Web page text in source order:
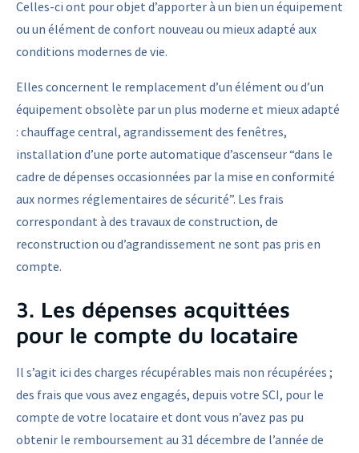
Celles-ci ont pour objet d’apporter à un bien un équipement
ou un élément de confort nouveau ou mieux adapté aux
conditions modernes de vie.
Elles concernent le remplacement d’un élément ou d’un
équipement obsolète par un plus moderne et mieux adapté
: chauffage central, agrandissement des fenêtres,
installation d’une porte automatique d’ascenseur “dans le
cadre de dépenses occasionnées par la mise en conformité
aux normes réglementaires de sécurité”. Les frais
correspondant à des travaux de construction, de
reconstruction ou d’agrandissement ne sont pas pris en
compte.
3. Les dépenses acquittées
pour le compte du locataire
Il s’agit ici des charges récupérables mais non récupérées ;
des frais que vous avez engagés, depuis votre SCI, pour le
compte de votre locataire et dont vous n’avez pas pu
obtenir le remboursement au 31 décembre de l’année de